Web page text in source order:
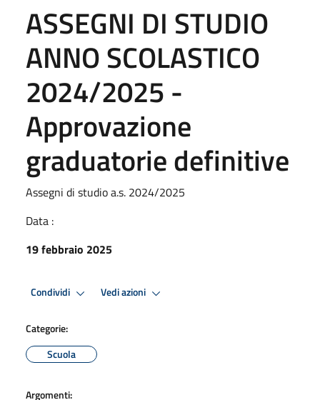
ASSEGNI DI STUDIO
ANNO SCOLASTICO
2024/2025 -
Approvazione
graduatorie definitive
Assegni di studio a.s. 2024/2025
Data :
19 febbraio 2025
Condividi Vedi azioni
Categorie:
Scuola
Argomenti: